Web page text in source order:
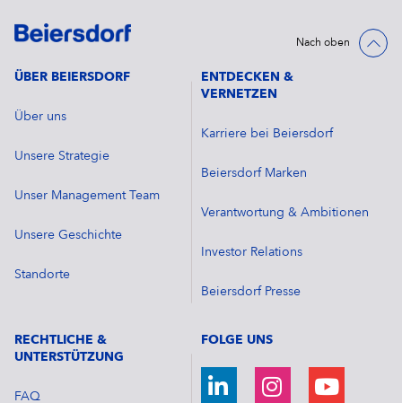
Nach oben
ÜBER BEIERSDORF
Über uns
Unsere Strategie
Unser Management Team
Unsere Geschichte
Standorte
ENTDECKEN &
VERNETZEN
Karriere bei Beiersdorf
Beiersdorf Marken
Verantwortung & Ambitionen
Investor Relations
Beiersdorf Presse
RECHTLICHE &
UNTERSTÜTZUNG
FAQ
FOLGE UNS